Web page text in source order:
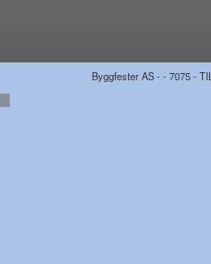
Byggfester AS - - 7075 -